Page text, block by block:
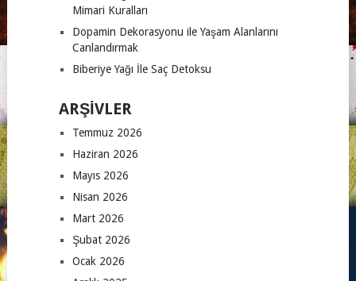
Mimari Kuralları
Dopamin Dekorasyonu ile Yaşam Alanlarını
Canlandırmak
Biberiye Yağı İle Saç Detoksu
ARŞIVLER
Temmuz 2026
Haziran 2026
Mayıs 2026
Nisan 2026
Mart 2026
Şubat 2026
Ocak 2026